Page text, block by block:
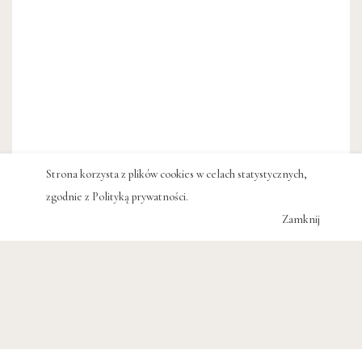
Strona korzysta z plików cookies w celach statystycznych,
zgodnie z Polityką prywatności.
Zamknij